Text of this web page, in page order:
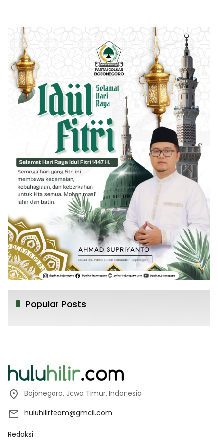
Popular Posts
Bojonegoro, Jawa Timur, Indonesia
huluhilirteam@gmail.com
Redaksi